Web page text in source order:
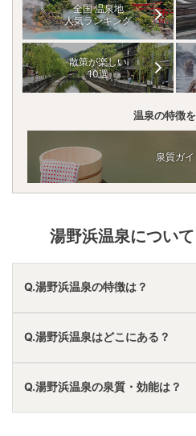
全国 温泉地
人気ランキング
散策が楽しい
10選
温泉の特徴
泉質ガイ
湯野浜温泉につい
Q.湯野浜温泉の特徴は？
A. 温泉・お湯の特徴はさらさら
「静か・落ち着いた」 と言われ
Q.湯野浜温泉はどこにある？
A. 湯野浜温泉 は、山形県鶴岡市湯
車でお越しの方は、鶴岡ICから
電車でお越しの方は、鶴岡駅
Q.湯野浜温泉の泉質・効能は？